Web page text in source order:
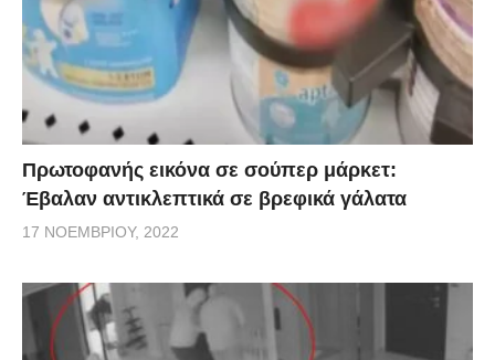
Πρωτοφανής εικόνα σε σούπερ μάρκετ:
Έβαλαν αντικλεπτικά σε βρεφικά γάλατα
17 ΝΟΕΜΒΡΊΟΥ, 2022